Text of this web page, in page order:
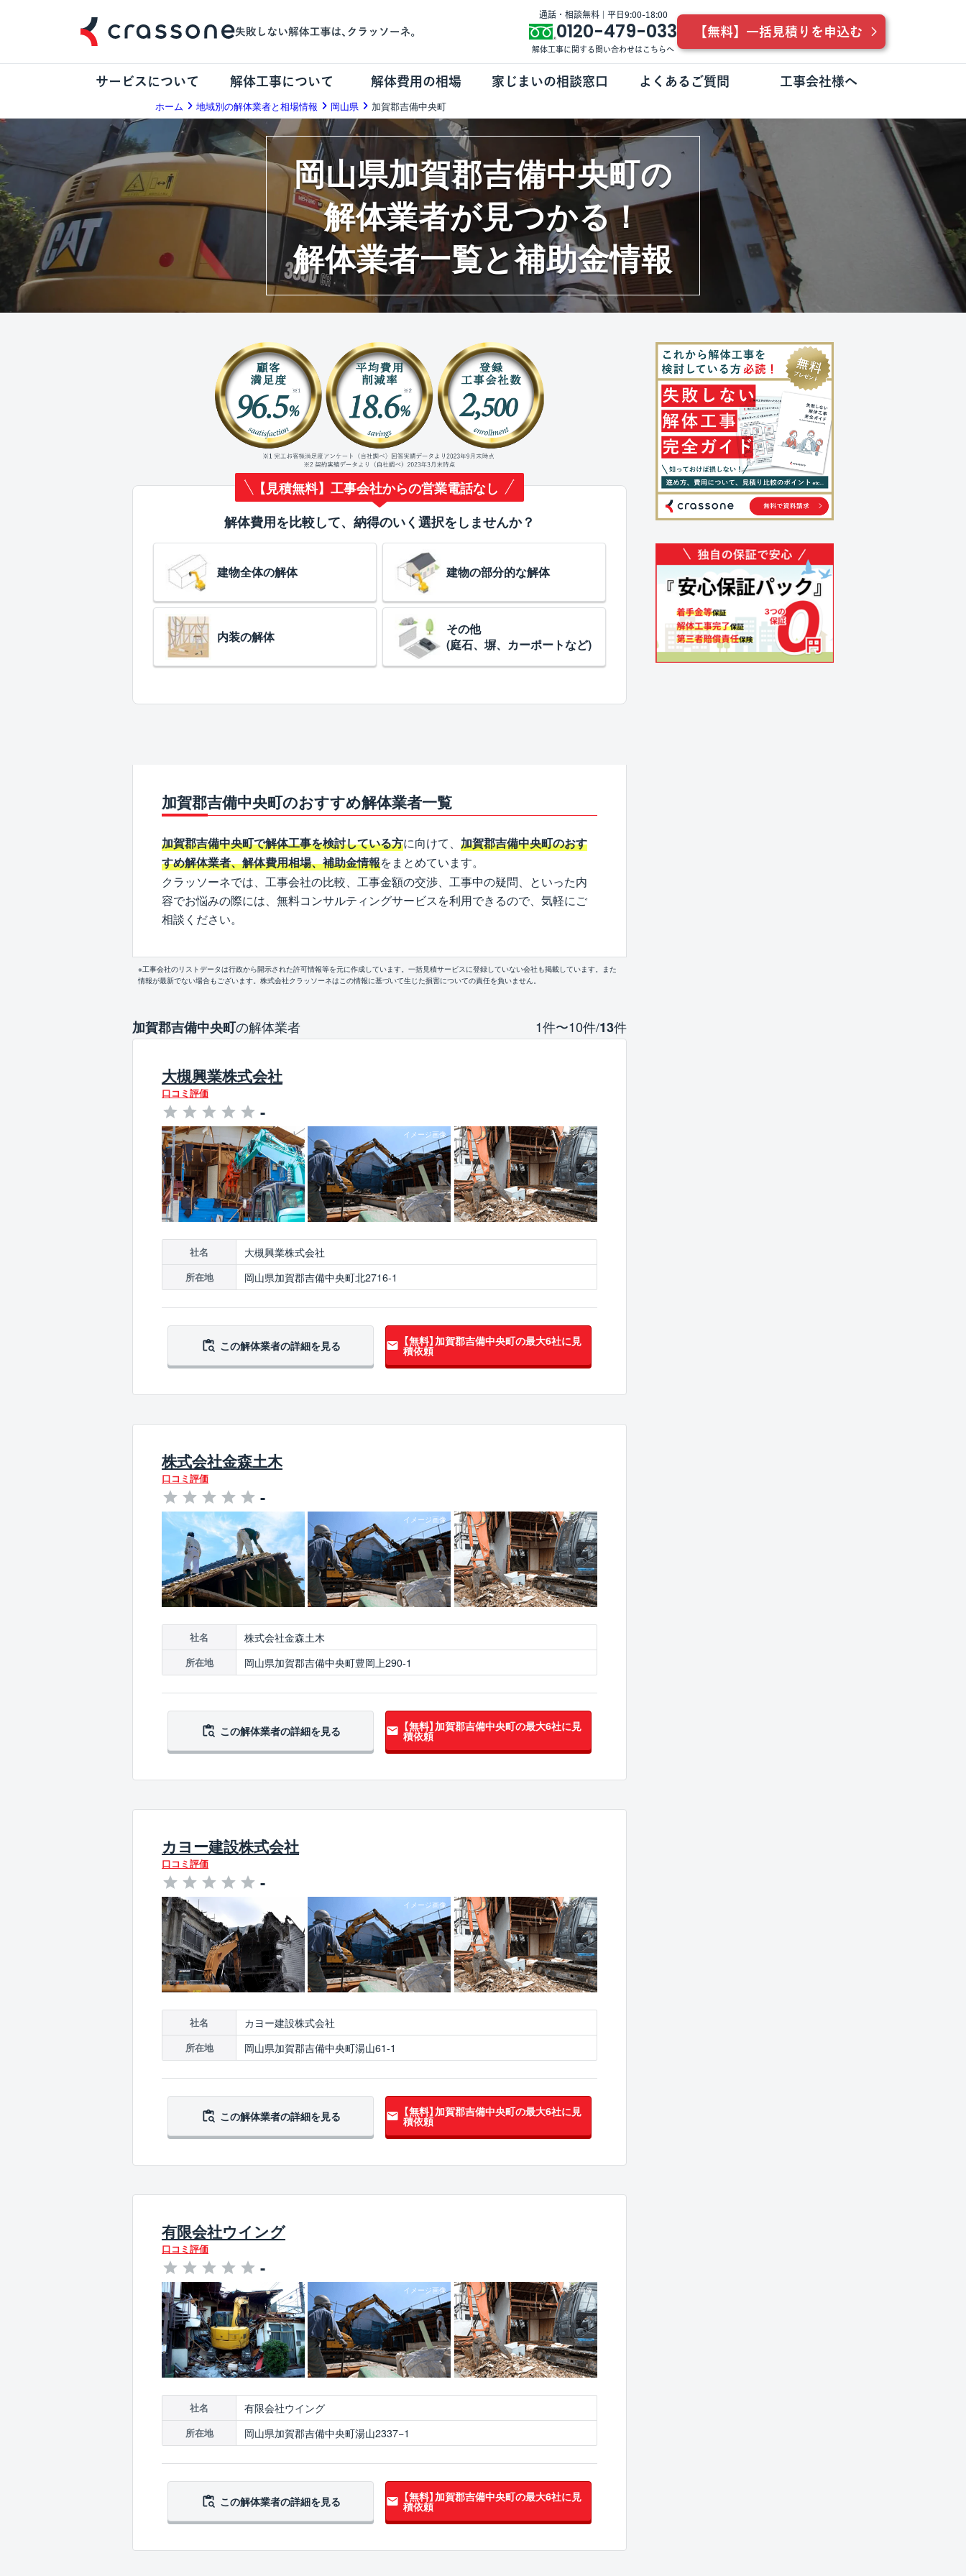
通話・相談無料 | 平日9:00-18:00
0120-479-033
解体工事に関する問い合わせはこちらへ
【無料】一括見積りを申込む
サービスについて 解体工事について 解体費用の相場 家じまいの相談窓口 よくあるご質問 工事会社様へ
ホーム 地域別の解体業者と相場情報 岡山県 加賀郡吉備中央町
岡山県加賀郡吉備中央町の
解体業者が見つかる！
解体業者一覧と補助金情報
【見積無料】工事会社からの営業電話なし
解体費用を比較して、納得のいく選択をしませんか？
建物全体の解体 建物の部分的な解体
内装の解体
その他
(庭石、塀、カーポートなど)
加賀郡吉備中央町のおすすめ解体業者一覧
加賀郡吉備中央町で解体工事を検討している方に向けて、 加賀郡吉備中央町のおす
すめ解体業者、解体費用相場、補助金情報をまとめています。
クラッソーネでは、工事会社の比較、工事金額の交渉、工事中の疑問、といった内
容でお悩みの際には、無料コンサルティングサービスを利用できるので、気軽にご
相談ください。
※工事会社のリストデータは行政から開示された許可情報等を元に作成しています。一括見積サービスに登録していない会社も掲載しています。また
情報が最新でない場合もございます。株式会社クラッソーネはこの情報に基づいて生じた損害についての責任を負いません。
加賀郡吉備中央町の解体業者 1件〜10件/13件
大槻興業株式会社
口コミ評価
-
社名 大槻興業株式会社
所在地 岡山県加賀郡吉備中央町北2716-1
この解体業者の詳細を見る 【無料】加賀郡吉備中央町の最大6社に見
積依頼
株式会社金森土木
口コミ評価
-
社名 株式会社金森土木
所在地 岡山県加賀郡吉備中央町豊岡上290-1
この解体業者の詳細を見る 【無料】加賀郡吉備中央町の最大6社に見
積依頼
カヨー建設株式会社
口コミ評価
-
社名 カヨー建設株式会社
所在地 岡山県加賀郡吉備中央町湯山61-1
この解体業者の詳細を見る 【無料】加賀郡吉備中央町の最大6社に見
積依頼
有限会社ウイング
口コミ評価
-
社名 有限会社ウイング
所在地 岡山県加賀郡吉備中央町湯山2337−1
この解体業者の詳細を見る 【無料】加賀郡吉備中央町の最大6社に見
積依頼